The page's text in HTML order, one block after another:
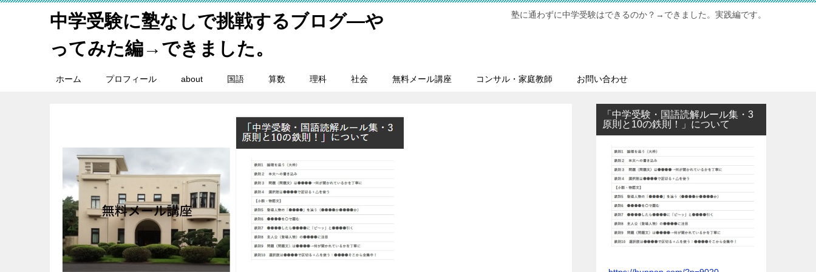
中学受験に塾なしで挑戦するブログ―や
ってみた編→できました。
塾に通わずに中学受験はできるのか？→できました。実践編です。
ホーム プロフィール about 国語 算数 理科 社会 無料メール講座 コンサル・家庭教師 お問い合わせ
「中学受験・国語読解ルール集・3
原則と10の鉄則！」について